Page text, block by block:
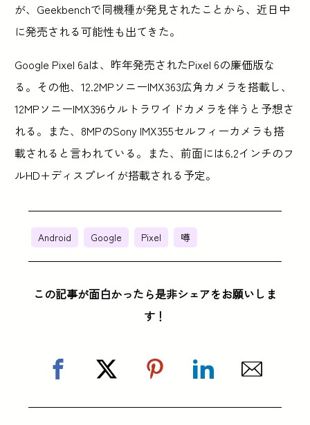
が、Geekbenchで同機種が発見されたことから、近日中
に発売される可能性も出てきた。
Google Pixel 6aは、昨年発売されたPixel 6の廉価版な
る。その他、12.2MPソニーIMX363広角カメラを搭載し、
12MPソニーIMX396ウルトラワイドカメラを伴うと予想さ
れる。また、8MPのSony IMX355セルフィーカメラも搭
載されると言われている。また、前面には6.2インチのフ
ルHD+ディスプレイが搭載される予定。
Android Google Pixel 噂
この記事が面白かったら是非シェアをお願いしま
す！